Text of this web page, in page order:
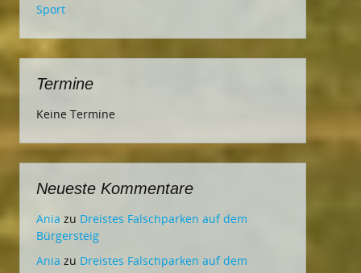
Sport
Termine
Keine Termine
Neueste Kommentare
Ania zu Dreistes Falschparken auf dem
Bürgersteig
Ania zu Dreistes Falschparken auf dem